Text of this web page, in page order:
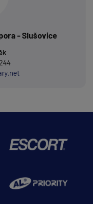
- Slušovice